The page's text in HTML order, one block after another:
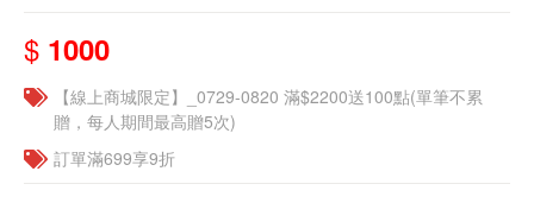
$ 1000
【線上商城限定】_0729-0820 滿$2200送100點(單筆不累
贈，每人期間最高贈5次)
訂單滿699享9折